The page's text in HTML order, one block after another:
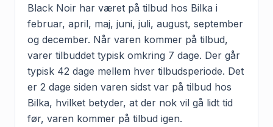
Black Noir har været på tilbud hos Bilka i
februar, april, maj, juni, juli, august, september
og december. Når varen kommer på tilbud,
varer tilbuddet typisk omkring 7 dage. Der går
typisk 42 dage mellem hver tilbudsperiode. Det
er 2 dage siden varen sidst var på tilbud hos
Bilka, hvilket betyder, at der nok vil gå lidt tid
før, varen kommer på tilbud igen.